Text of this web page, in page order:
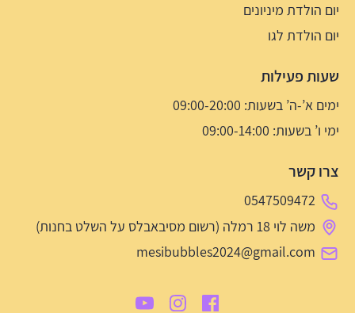
יום הולדת מיניונים
יום הולדת לגו
שעות פעילות
ימים א’-ה’ בשעות: 09:00-20:00
ימי ו’ בשעות: 09:00-14:00
צרו קשר
0547509472
משה לוי 18 רמלה (רשום מסיבאבלס על השלט בחנות)
mesibubbles2024@gmail.com